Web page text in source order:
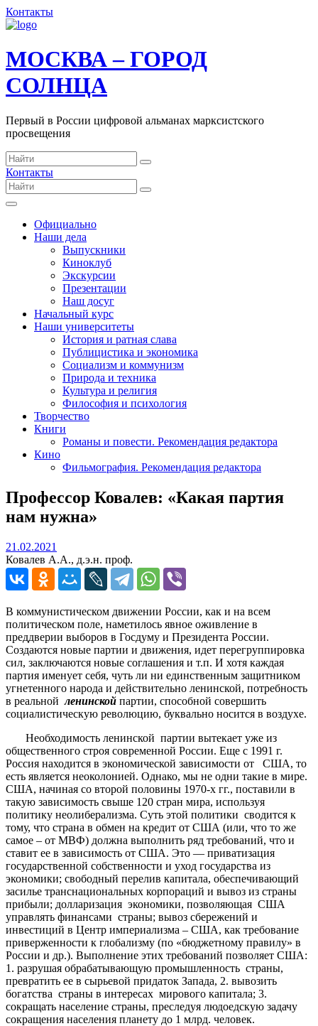
Контакты
МОСКВА – ГОРОД
СОЛНЦА
Первый в России цифровой альманах марксистского
просвещения
Контакты
Официально
Наши дела
Выпускники
Киноклуб
Экскурсии
Презентации
Наш досуг
Начальный курс
Наши университеты
История и ратная слава
Публицистика и экономика
Социализм и коммунизм
Природа и техника
Культура и религия
Философия и психология
Творчество
Книги
Романы и повести. Рекомендация редактора
Кино
Фильмография. Рекомендация редактора
Профессор Ковалев: «Какая партия
нам нужна»
21.02.2021
Ковалев А.А., д.э.н. проф.
В коммунистическом движении России, как и на всем
политическом поле, наметилось явное оживление в
преддверии выборов в Госдуму и Президента России.
Создаются новые партии и движения, идет перегруппировка
сил, заключаются новые соглашения и т.п. И хотя каждая
партия именует себя, чуть ли ни единственным защитником
угнетенного народа и действительно ленинской, потребность
в реальнойленинской партии, способной совершить
социалистическую революцию, буквально носится в воздухе.
Необходимость ленинской партии вытекает уже из
общественного строя современной России. Еще с 1991 г.
Россия находится в экономической зависимости от США, то
есть является неоколонией. Однако, мы не одни такие в мире.
США, начиная со второй половины 1970-х гг., поставили в
такую зависимость свыше 120 стран мира, используя
политику неолиберализма. Суть этой политики сводится к
тому, что страна в обмен на кредит от США (или, что то же
самое – от МВФ) должна выполнить ряд требований, что и
ставит ее в зависимость от США. Это — приватизация
государственной собственности и уход государства из
экономики; свободный перелив капитала, обеспечивающий
засилье транснациональных корпораций и вывоз из страны
прибыли; долларизация экономики, позволяющая США
управлять финансами страны; вывоз сбережений и
инвестиций в Центр империализма – США, как требование
приверженности к глобализму (по «бюджетному правилу» в
России и др.). Выполнение этих требований позволяет США:
1. разрушая обрабатывающую промышленность страны,
превратить ее в сырьевой придаток Запада, 2. вывозить
богатства страны в интересах мирового капитала; 3.
сокращать население страны, преследуя людоедскую задачу
сокращения населения планету до 1 млрд. человек.